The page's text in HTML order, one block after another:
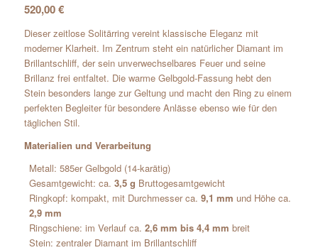
520,00€
Dieser zeitlose Solitärring vereint klassische Eleganz mit
moderner Klarheit. Im Zentrum steht ein natürlicher Diamant im
Brillantschliff, der sein unverwechselbares Feuer und seine
Brillanz frei entfaltet. Die warme Gelbgold-Fassung hebt den
Stein besonders lange zur Geltung und macht den Ring zu einem
perfekten Begleiter für besondere Anlässe ebenso wie für den
täglichen Stil.
Materialien und Verarbeitung
Metall: 585er Gelbgold (14-karätig)
Gesamtgewicht: ca. 3,5 g Bruttogesamtgewicht
Ringkopf: kompakt, mit Durchmesser ca. 9,1 mm und Höhe ca.
2,9 mm
Ringschiene: im Verlauf ca. 2,6 mm bis 4,4 mm breit
Stein: zentraler Diamant im Brillantschliff